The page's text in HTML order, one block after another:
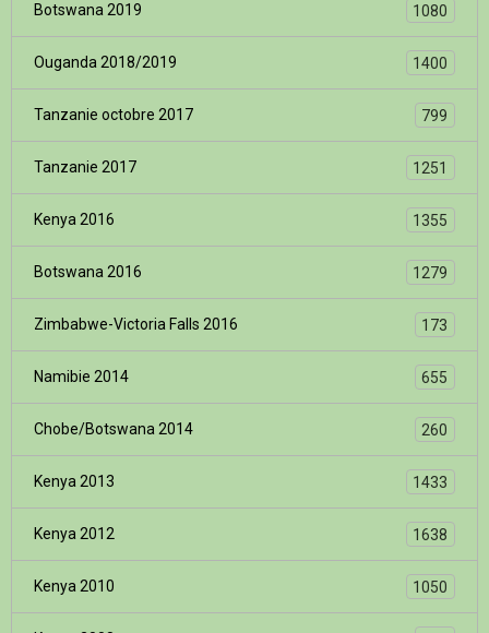
Botswana 2019 1080
Ouganda 2018/2019 1400
Tanzanie octobre 2017 799
Tanzanie 2017 1251
Kenya 2016 1355
Botswana 2016 1279
Zimbabwe-Victoria Falls 2016 173
Namibie 2014 655
Chobe/Botswana 2014 260
Kenya 2013 1433
Kenya 2012 1638
Kenya 2010 1050